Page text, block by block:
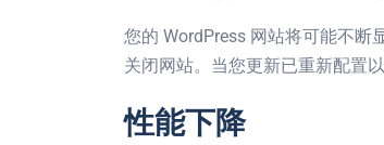
您的 WordPress 网站将可能不断
关闭网站。当您更新已重新配置
性能下降